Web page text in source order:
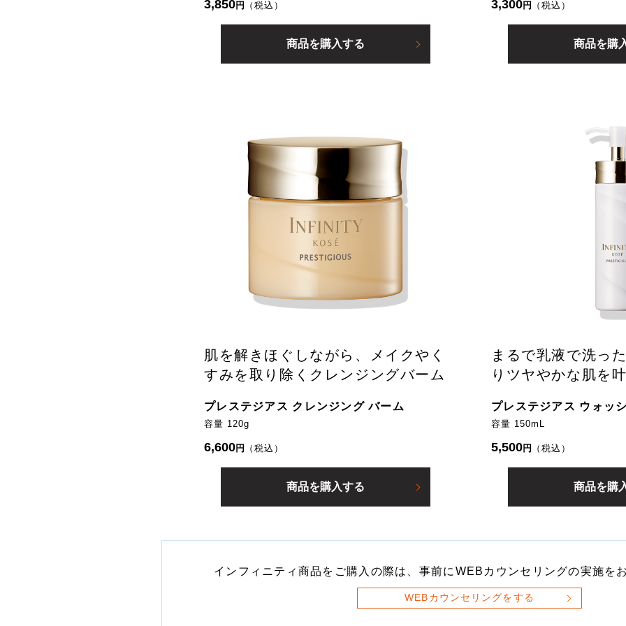
3,850円 （税込）
商品を購入する
3,300円 （税込）
商品を購
肌を解きほぐしながら、メイクやく
すみを取り除くクレンジングバーム
プレステジアス クレンジング バーム
容量 120g
6,600円 （税込）
商品を購入する
まるで乳液で洗っ
りツヤやかな肌を
プレステジアス ウォッ
容量 150mL
5,500円 （税込）
商品を購
インフィニティ商品をご購入の際は、事前にWEBカウンセリングの実施を
WEBカウンセリングをする